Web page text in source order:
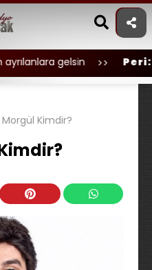
Peri: Hirai
Morgül Kimdir?